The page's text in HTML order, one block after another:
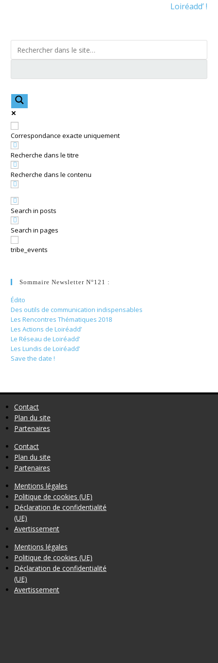
Loiréadd’ !
Correspondance exacte uniquement
Recherche dans le titre
Recherche dans le contenu
Search in posts
Search in pages
tribe_events
Sommaire Newsletter N°121 :
Édito
Des outils de communication indispensables
Les Rencontres Thématiques 2018
Les Actions de Loiréadd’
Le Réseau de Loiréadd’
Les Lundis de Loiréadd’
Save the date !
Contact
Plan du site
Partenaires
Contact
Plan du site
Partenaires
Mentions légales
Politique de cookies (UE)
Déclaration de confidentialité
(UE)
Avertissement
Mentions légales
Politique de cookies (UE)
Déclaration de confidentialité
(UE)
Avertissement